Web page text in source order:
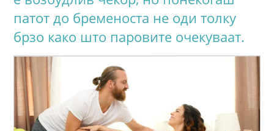
патот до бременоста не оди толку
брзо како што паровите очекуваат.